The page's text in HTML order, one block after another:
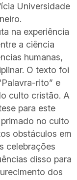
Universidade
na experiência
a ciência
humanas,
O texto foi
rito” e
culto cristão. A
para este
no culto
obstáculos em
celebrações
disso para
dos